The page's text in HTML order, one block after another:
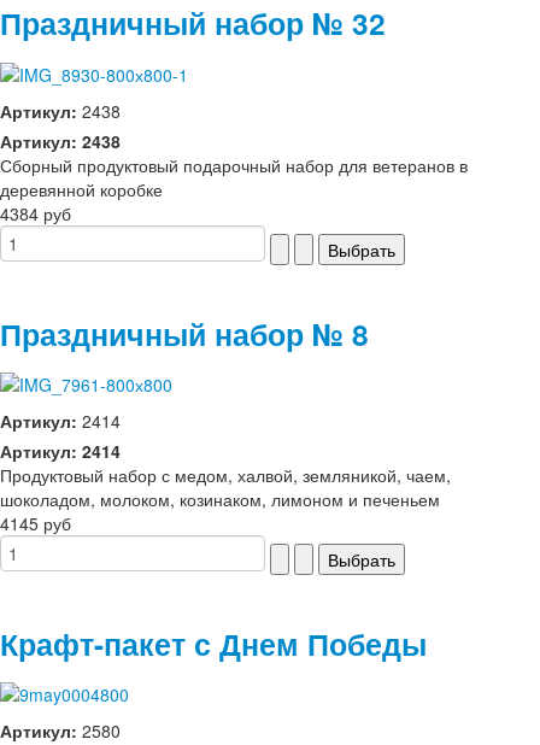
Праздничный набор № 32
Артикул: 2438
Артикул: 2438
Сборный продуктовый подарочный набор для ветеранов в
деревянной коробке
4384 руб
Праздничный набор № 8
Артикул: 2414
Артикул: 2414
Продуктовый набор с медом, халвой, земляникой, чаем,
шоколадом, молоком, козинаком, лимоном и печеньем
4145 руб
Крафт-пакет с Днем Победы
Артикул: 2580